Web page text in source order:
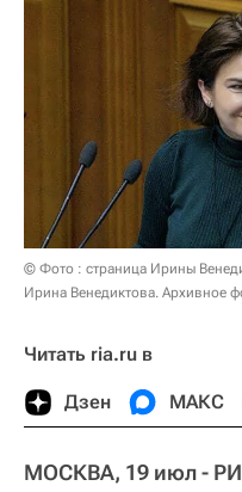
© Фото : страница Ирины
Ирина Венедиктова. Архивное
Читать ria.ru в
Дзен МАКС
МОСКВА, 19 июл -